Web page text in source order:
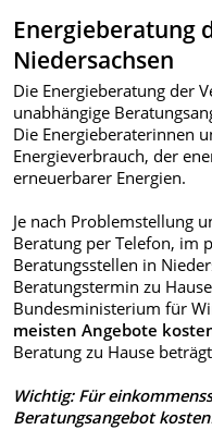
Energieberatung
Niedersachsen
Die Energieberatung der
unabhängige
Die Energieberaterinnen
Energieverbrauch, der
erneuerbarer Energien.
Je nach Problemstellung
Beratung per Telefon, im
Beratungsstellen in
Beratungstermin zu
Bundesministerium für
meisten Angebote
Beratung zu Hause
Wichtig: Für
Beratungsangebot